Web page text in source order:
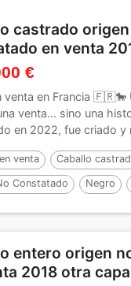
castrado
en venta
€
venta en Francia 🇫🇷🐎
venta... sino una
en 2022, fue criado y
venta Caballo
Constatado Negro
entero origen
2018 otra capa